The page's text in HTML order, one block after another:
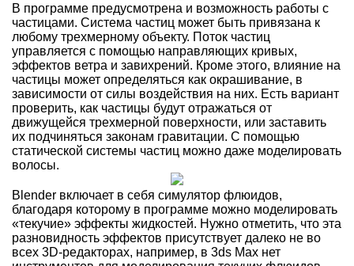
В программе предусмотрена и возможность работы с
частицами. Система частиц может быть привязана к
любому трехмерному объекту. Поток частиц
управляется с помощью направляющих кривых,
эффектов ветра и завихрений. Кроме этого, влияние на
частицы может определяться как окрашивание, в
зависимости от силы воздействия на них. Есть вариант
проверить, как частицы будут отражаться от
движущейся трехмерной поверхности, или заставить
их подчиняться законам гравитации. С помощью
статической системы частиц можно даже моделировать
волосы.
Blender включает в себя симулятор флюидов,
благодаря которому в программе можно моделировать
«текучие» эффекты жидкостей. Нужно отметить, что эта
разновидность эффектов присутствует далеко не во
всех 3D-редакторах, например, в 3ds Max нет